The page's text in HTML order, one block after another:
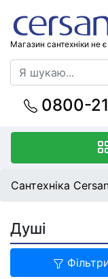
Магазин сантехніки не
0800-
Сантехніка
Душі